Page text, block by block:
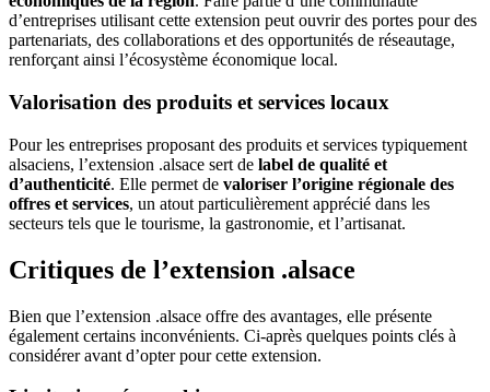
d’entreprises utilisant cette extension peut ouvrir des portes pour des
partenariats, des collaborations et des opportunités de réseautage,
renforçant ainsi l’écosystème économique local.
Valorisation des produits et services locaux
Pour les entreprises proposant des produits et services typiquement
alsaciens, l’extension .alsace sert de label de qualité et
d’authenticité. Elle permet de valoriser l’origine régionale des
offres et services, un atout particulièrement apprécié dans les
secteurs tels que le tourisme, la gastronomie, et l’artisanat.
Critiques de l’extension .alsace
Bien que l’extension .alsace offre des avantages, elle présente
également certains inconvénients. Ci-après quelques points clés à
considérer avant d’opter pour cette extension.